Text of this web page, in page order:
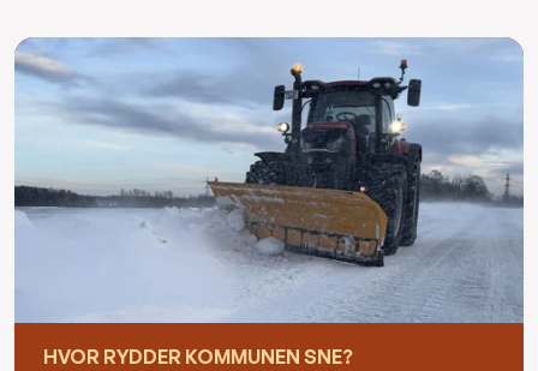
HVOR RYDDER KOMMUNEN SNE?